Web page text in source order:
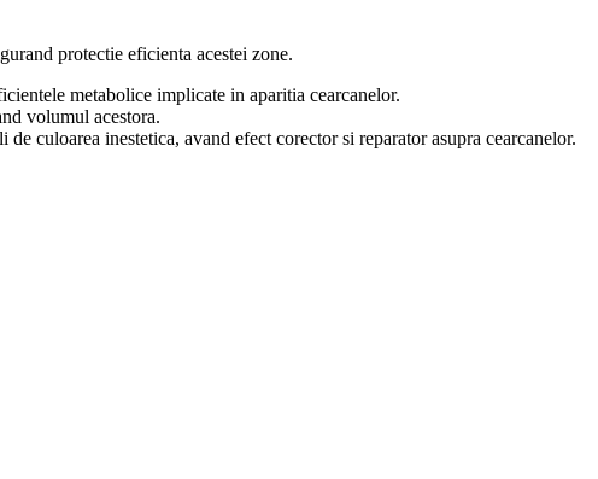
protectie eficienta acestei zone.
metabolice implicate in aparitia cearcanelor.
volumul acestora.
culoarea inestetica, avand efect corector si reparator asupra cearcanelor.